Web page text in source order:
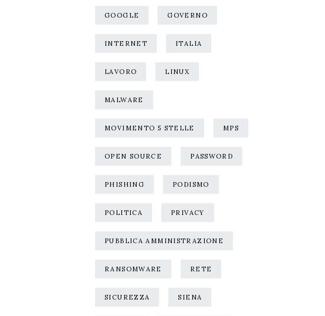
GOOGLE GOVERNO
INTERNET ITALIA
LAVORO LINUX
MALWARE
MOVIMENTO 5 STELLE MPS
OPEN SOURCE PASSWORD
PHISHING PODISMO
POLITICA PRIVACY
PUBBLICA AMMINISTRAZIONE
RANSOMWARE RETE
SICUREZZA SIENA